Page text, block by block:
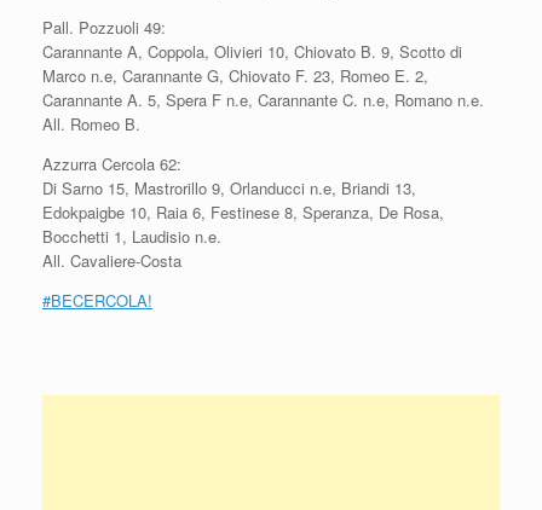
Pall. Pozzuoli 49:
Carannante A, Coppola, Olivieri 10, Chiovato B. 9, Scotto di
Marco n.e, Carannante G, Chiovato F. 23, Romeo E. 2,
Carannante A. 5, Spera F n.e, Carannante C. n.e, Romano n.e.
All. Romeo B.
Azzurra Cercola 62:
Di Sarno 15, Mastrorillo 9, Orlanducci n.e, Briandi 13,
Edokpaigbe 10, Raia 6, Festinese 8, Speranza, De Rosa,
Bocchetti 1, Laudisio n.e.
All. Cavaliere-Costa
#BECERCOLA!